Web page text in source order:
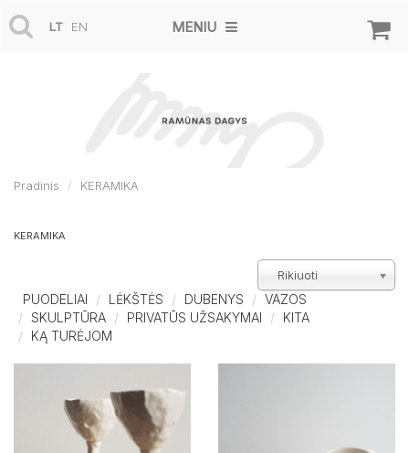
LT EN MENIU
Pradinis KERAMIKA
KERAMIKA
Rikiuoti
PUODELIAI LĖKŠTĖS DUBENYS
VAZOS
SKULPTŪRA
PRIVATŪS UŽSAKYMAI
KITA
KĄ TURĖJOM